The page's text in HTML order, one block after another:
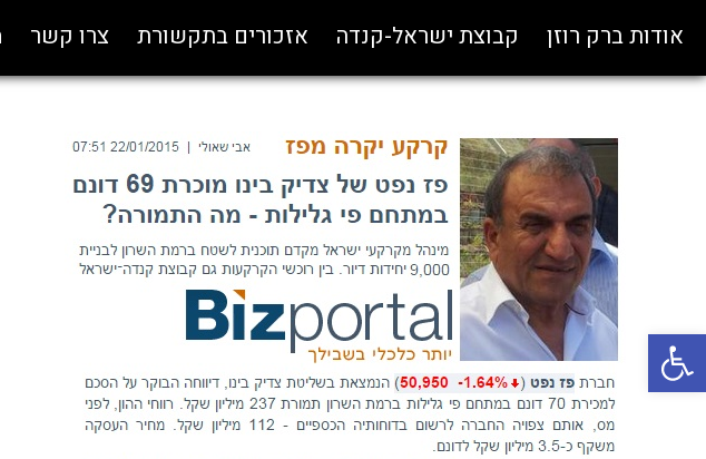
פתח סרגל נגישות
אודות ברק רוזן קבוצת ישראל-קנדה אזכורים בתקשורת צרו קשר